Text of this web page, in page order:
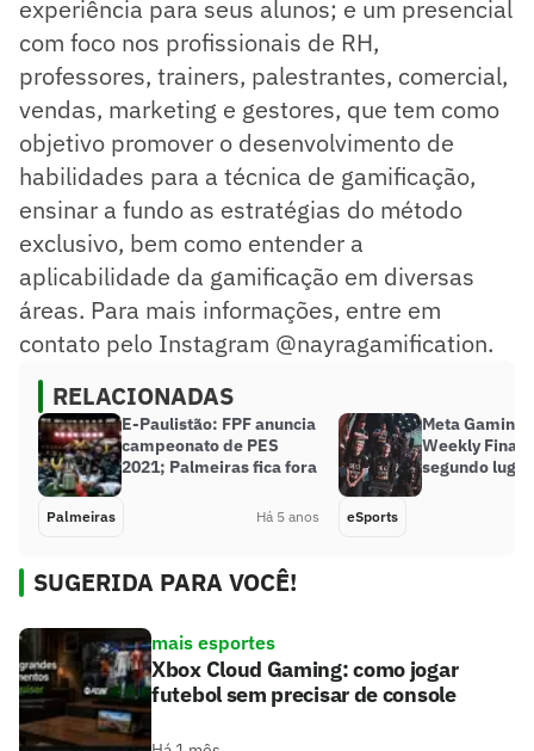
experiência para seus alunos; e um presencial
com foco nos profissionais de RH,
professores, trainers, palestrantes, comercial,
vendas, marketing e gestores, que tem como
objetivo promover o desenvolvimento de
habilidades para a técnica de gamificação,
ensinar a fundo as estratégias do método
exclusivo, bem como entender a
aplicabilidade da gamificação em diversas
áreas. Para mais informações, entre em
contato pelo Instagram @nayragamification.
RELACIONADAS
E-Paulistão: FPF anuncia
campeonato de PES
2021; Palmeiras fica fora
Palmeiras Há 5 anos
Meta Gaming
Weekly Final
segundo lugar
eSports
SUGERIDA PARA VOCÊ!
mais esportes
Xbox Cloud Gaming: como jogar
futebol sem precisar de console